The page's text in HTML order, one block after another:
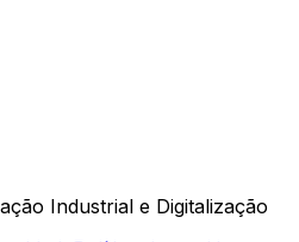
Industrial e Digitalização